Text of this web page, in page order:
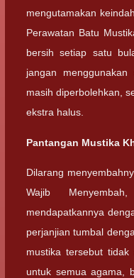
mengutamakan
Perawatan Batu
bersih setiap satu
jangan
masih diperbolehkan,
ekstra halus.
Pantangan Mustika
Dilarang
Wajib
mendapatkannya
perjanjian tumbal
mustika tersebut
untuk semua agama,